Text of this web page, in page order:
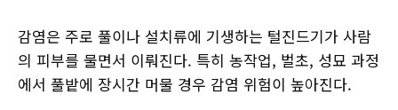
감염은 주로 풀이나 설치류에 기생하는 털진드기가 사람
의 피부를 물면서 이뤄진다. 특히 농작업, 벌초, 성묘 과정
에서 풀밭에 장시간 머물 경우 감염 위험이 높아진다.